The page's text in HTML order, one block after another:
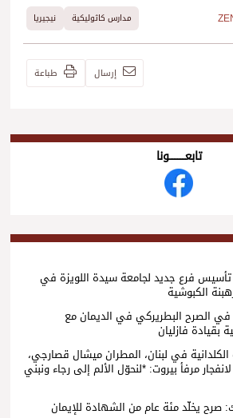
مدارس كاثوليكية نيجيريا
إرسال طباعة
تابعــــــــــونا
تأسيس فرع جديد لجامعة سيدة اللويزة في
الكبوشية
الصرح البطريركي في الديمان مع
بقيادة فازليان
في لبنان، المطران ميشال قصارجي،
مرفأ بيروت: *لنحوّل الألم إلى رجاء ونبني
صرح يخلّد مئة عام من الشهادة للإيمان